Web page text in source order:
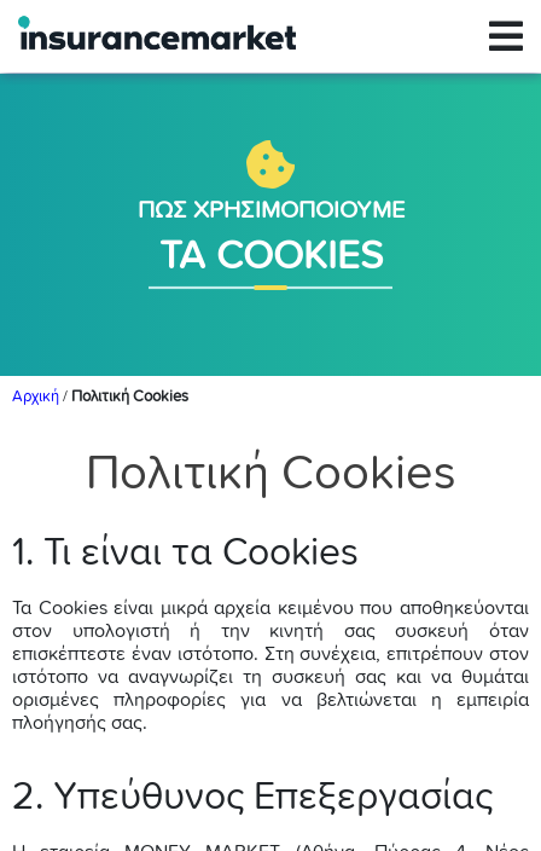
ΠΩΣ ΧΡΗΣΙΜΟΠΟΙΟΥΜΕ
ΤΑ COOKIES
Αρχική / Πολιτική Cookies
Πολιτική Cookies
1. Τι είναι τα Cookies
Τα Cookies είναι μικρά αρχεία κειμένου που αποθηκεύονται
στον υπολογιστή ή την κινητή σας συσκευή όταν
επισκέπτεστε έναν ιστότοπο. Στη συνέχεια, επιτρέπουν στον
ιστότοπο να αναγνωρίζει τη συσκευή σας και να θυμάται
ορισμένες πληροφορίες για να βελτιώνεται η εμπειρία
πλοήγησής σας.
2. Υπεύθυνος Επεξεργασίας